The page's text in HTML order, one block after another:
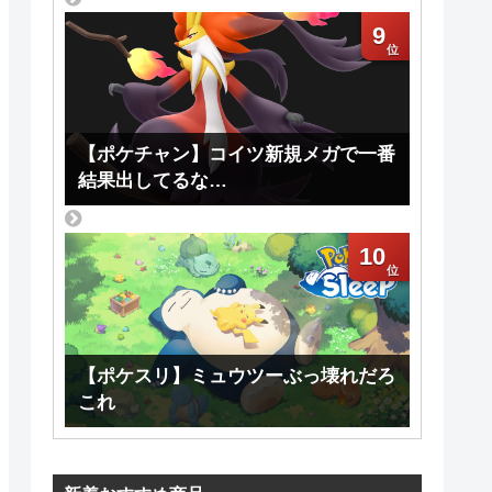
9
【ポケチャン】コイツ新規メガで一番
結果出してるな…
10
【ポケスリ】ミュウツーぶっ壊れだろ
これ